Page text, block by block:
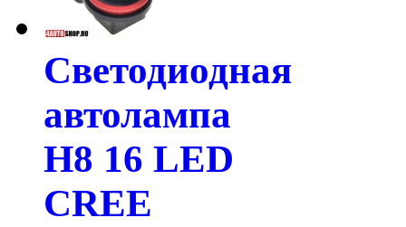
Светодиодная
автолампа
H8 16 LED
CREE